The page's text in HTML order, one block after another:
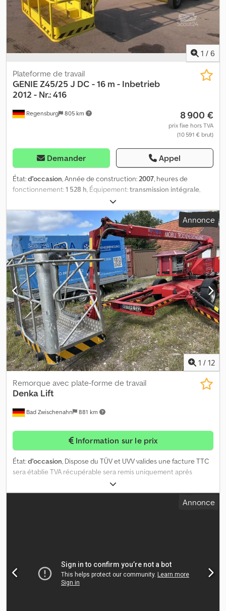
1 / 6
Regensburg 805 km
Plateforme de travail
GENIEZ45/25 J DC - 16 m - Inbetrieb
2012 - Nr.: 416
8 900 €
prix fixe hors TVA
(10 591 € brut)
Demander Appel
État:d'occasion, Année de construction:2007, heures de
fonctionnement:1 528 h, Équipement:transmission intégrale,
Numéro de série : Z 452507-32416 Type/genre de commande :
électrique / hydraulique Hauteur maximale de la plateforme
élévatrice en position déployée : 15,00 mètres Déport maximal de
la plateforme élévatrice : 7,60 mètres Credpsp U Shpjfx Aqpef
Année de construction : 2007 - Mise en service : 01/2012 Poids à
vide : 7 408 kg Capacité de charge : 227 kg Nombre autorisé de
personnes sur la plateforme élévatrice : 2 personnes Sous
réserve de modifications, de vente intermédiaire et d’erreurs. La
description sert uniquement à l’identification générale du
véhicule et ne constitue pas une garantie au sens du droit de la
vente. La description figurant dans le contrat d’achat fait foi.
Notre offre est généralement proposée sans nouveau contrôle
technique (TÜV). Si vous souhaitez un nouveau contrôle TÜV,
nous vous proposerons volontiers une offre de nos ateliers
partenaires ! Le véhicule peut être pourvu de publicité collée
et/ou de lettrage. Nos conditions générales de livraison et de
paiement s’appliquent.
Annonce
1 / 12
Bad Zwischenahn 881 km
Remorque avec plate-forme de travail
Denka Lift
Information sur le prix
État:d'occasion, Dispose du TÜV et UVV valides une facture TTC
sera établie TVA récupérable sera remis uniquement après
Annonce